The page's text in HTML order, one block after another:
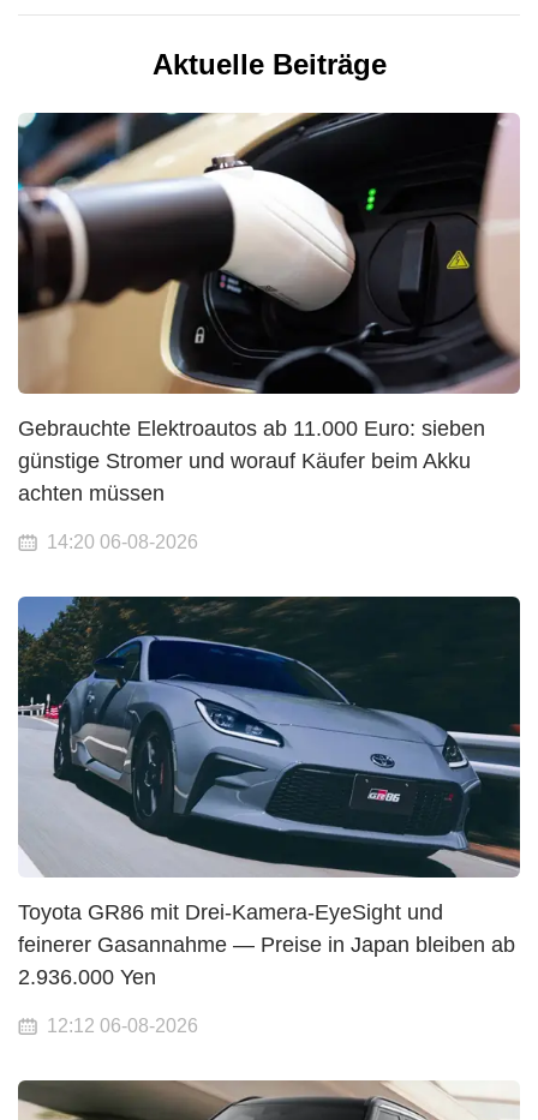
Aktuelle Beiträge
Gebrauchte Elektroautos ab 11.000 Euro: sieben
günstige Stromer und worauf Käufer beim Akku
achten müssen
14:20 06-08-2026
Toyota GR86 mit Drei-Kamera-EyeSight und
feinerer Gasannahme — Preise in Japan bleiben ab
2.936.000 Yen
12:12 06-08-2026